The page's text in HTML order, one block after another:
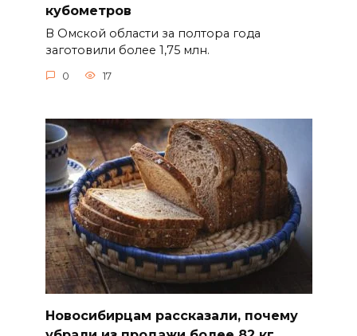
кубометров
В Омской области за полтора года
заготовили более 1,75 млн.
0 17
Новосибирцам рассказали, почему